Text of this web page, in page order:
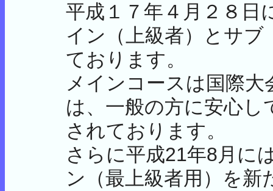
平成１７年４月２８日
イン（上級者）とサ
ております。
メインコースは国際
は、一般の方に安心
されております。
さらに平成21年8月に
ン（最上級者用）を